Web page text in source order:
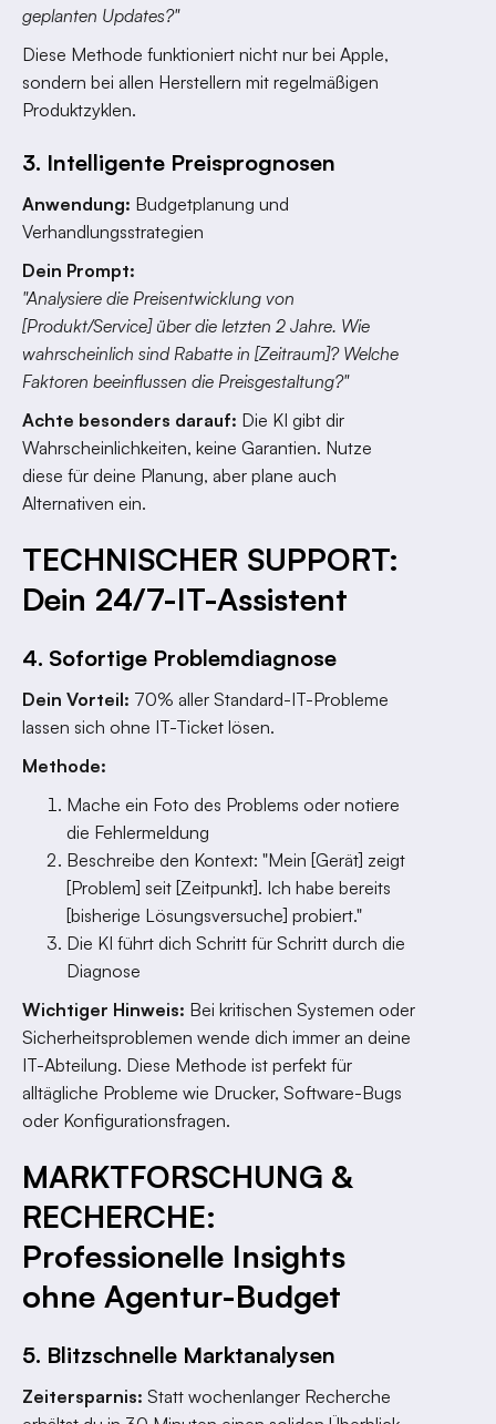
geplanten Updates?"
Diese Methode funktioniert nicht nur bei Apple,
sondern bei allen Herstellern mit regelmäßigen
Produktzyklen.
3. Intelligente Preisprognosen
Anwendung: Budgetplanung und
Verhandlungsstrategien
Dein Prompt:
"Analysiere die Preisentwicklung von
[Produkt/Service] über die letzten 2 Jahre. Wie
wahrscheinlich sind Rabatte in [Zeitraum]? Welche
Faktoren beeinflussen die Preisgestaltung?"
Achte besonders darauf: Die KI gibt dir
Wahrscheinlichkeiten, keine Garantien. Nutze
diese für deine Planung, aber plane auch
Alternativen ein.
TECHNISCHER SUPPORT:
Dein 24/7-IT-Assistent
4. Sofortige Problemdiagnose
Dein Vorteil: 70% aller Standard-IT-Probleme
lassen sich ohne IT-Ticket lösen.
Methode:
Mache ein Foto des Problems oder notiere
die Fehlermeldung
Beschreibe den Kontext: "Mein [Gerät] zeigt
[Problem] seit [Zeitpunkt]. Ich habe bereits
[bisherige Lösungsversuche] probiert."
Die KI führt dich Schritt für Schritt durch die
Diagnose
Wichtiger Hinweis: Bei kritischen Systemen oder
Sicherheitsproblemen wende dich immer an deine
IT-Abteilung. Diese Methode ist perfekt für
alltägliche Probleme wie Drucker, Software-Bugs
oder Konfigurationsfragen.
MARKTFORSCHUNG &
RECHERCHE:
Professionelle Insights
ohne Agentur-Budget
5. Blitzschnelle Marktanalysen
Zeitersparnis: Statt wochenlanger Recherche